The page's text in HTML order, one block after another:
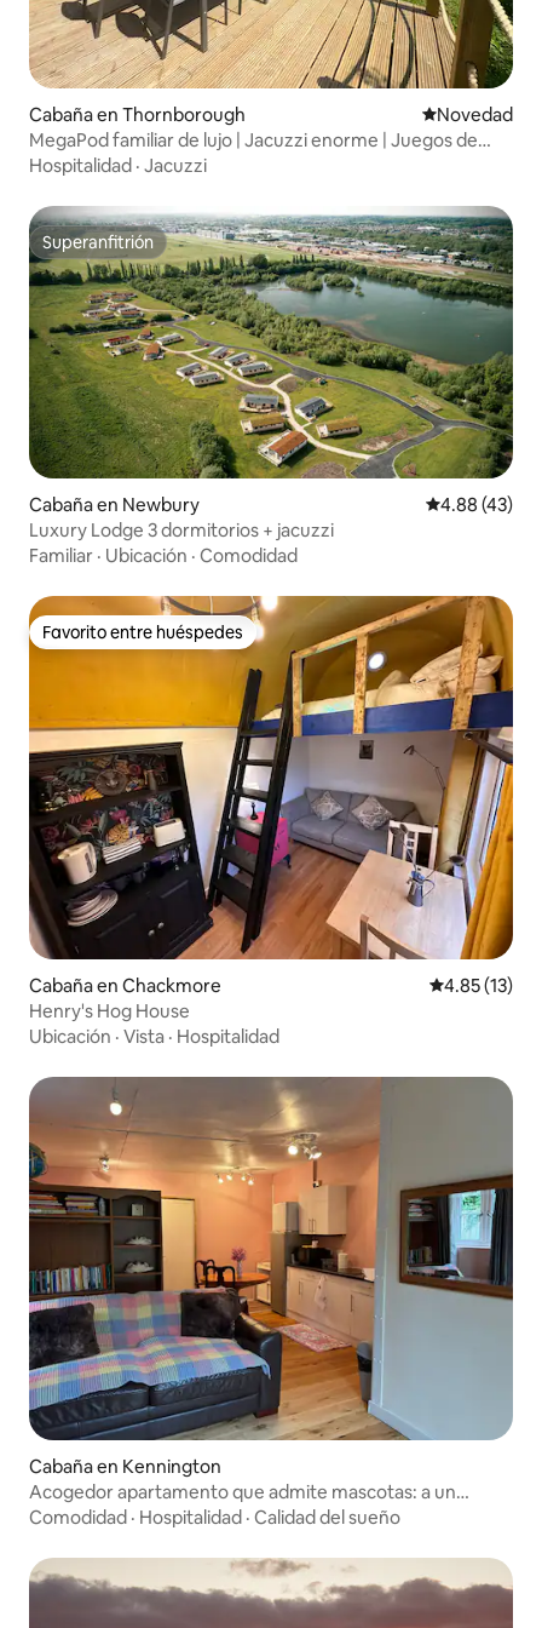
Cabaña en Thornborough Lugar para
Novedad
MegaPod familiar de lujo | Jacuzzi enorme | Juegos de
arcade
Hospitalidad · Jacuzzi
Superanfitrión
Superanfitrión
Cabaña en Newbury Calificación
4.88 (43)
Luxury Lodge 3 dormitorios + jacuzzi
Familiar · Ubicación · Comodidad
Favorito entre huéspedes
Favorito entre huéspedes
Cabaña en Chackmore Calificación
4.85 (13)
Henry's Hog House
Ubicación · Vista · Hospitalidad
Cabaña en Kennington
Acogedor apartamento que admite mascotas: a un
minuto de Bagley Wood
Comodidad · Hospitalidad · Calidad del sueño